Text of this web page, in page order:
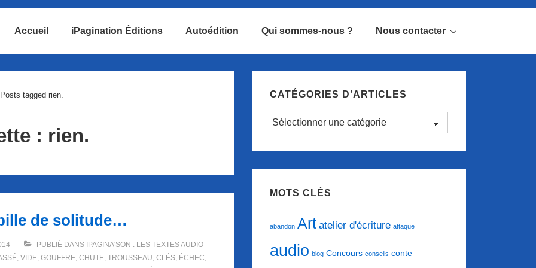
Accueil iPagination Éditions Autoédition Qui sommes-nous ? Nous contacter
Posts tagged rien.
: rien.
de solitude…
PUBLIÉ DANS IPAGINA'SON : LES TEXTES AUDIO
, VIDE, GOUFFRE, CHUTE, TROUSSEAU, CLÉS, ÉCHEC,
CATÉGORIES D’ARTICLES
Catégories
MOTS CLÉS
abandon Art atelier d'écriture attaque
audio blog Concours conseils conte